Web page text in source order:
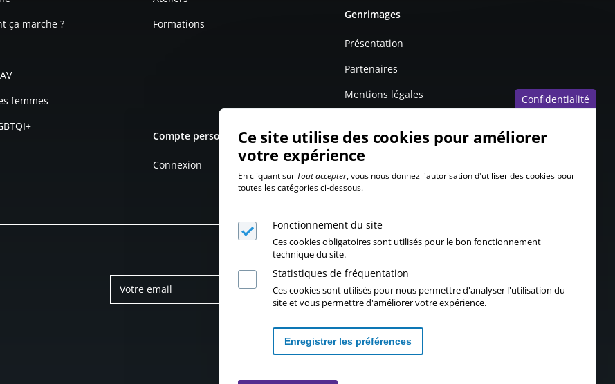
ça marche ?
femmes
Formations
Genrimages
Présentation
Partenaires
Mentions légales
Compte personnel
Connexion
Confidentialité
Ce site utilise des cookies pour améliorer
votre expérience
En cliquant sur Tout accepter, vous nous donnez l'autorisation d'utiliser des cookies pour
toutes les catégories ci-dessous.
Fonctionnement du site
Ces cookies obligatoires sont utilisés pour le bon fonctionnement
technique du site.
Statistiques de fréquentation
Ces cookies sont utilisés pour nous permettre d'analyser l'utilisation du
site et vous permettre d'améliorer votre expérience.
Enregistrer les préférences